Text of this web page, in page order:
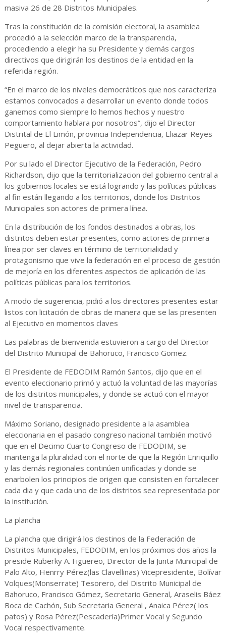
masiva 26 de 28 Distritos Municipales.
Tras la constitución de la comisión electoral, la asamblea
procedió a la selección marco de la transparencia,
procediendo a elegir ha su Presidente y demás cargos
directivos que dirigirán los destinos de la entidad en la
referida región.
“En el marco de los niveles democráticos que nos caracteriza
estamos convocados a desarrollar un evento donde todos
ganemos como siempre lo hemos hechos y nuestro
comportamiento hablara por nosotros”, dijo el Director
Distrital de El Limón, provincia Independencia, Eliazar Reyes
Peguero, al dejar abierta la actividad.
Por su lado el Director Ejecutivo de la Federación, Pedro
Richardson, dijo que la territorializacion del gobierno central a
los gobiernos locales se está logrando y las políticas públicas
al fin están llegando a los territorios, donde los Distritos
Municipales son actores de primera línea.
En la distribución de los fondos destinados a obras, los
distritos deben estar presentes, como actores de primera
línea por ser claves en término de territorialidad y
protagonismo que vive la federación en el proceso de gestión
de mejoría en los diferentes aspectos de aplicación de las
políticas públicas para los territorios.
A modo de sugerencia, pidió a los directores presentes estar
listos con licitación de obras de manera que se las presenten
al Ejecutivo en momentos claves
Las palabras de bienvenida estuvieron a cargo del Director
del Distrito Municipal de Bahoruco, Francisco Gomez.
El Presidente de FEDODIM Ramón Santos, dijo que en el
evento eleccionario primó y actuó la voluntad de las mayorías
de los distritos municipales, y donde se actuó con el mayor
nivel de transparencia.
Máximo Soriano, designado presidente a la asamblea
eleccionaria en el pasado congreso nacional también motivó
que en el Decimo Cuarto Congreso de FEDODIM, se
mantenga la pluralidad con el norte de que la Región Enriquillo
y las demás regionales continúen unificadas y donde se
enarbolen los principios de origen que consisten en fortalecer
cada dia y que cada uno de los distritos sea representada por
la institución.
La plancha
La plancha que dirigirá los destinos de la Federación de
Distritos Municipales, FEDODIM, en los próximos dos años la
preside Ruberky A. Figuereo, Director de la Junta Municipal de
Palo Alto, Henrry Pérez(las Clavellinas) Vicepresidente, Bolívar
Volques(Monserrate) Tesorero, del Distrito Municipal de
Bahoruco, Francisco Gómez, Secretario General, Araselis Báez
Boca de Cachón, Sub Secretaria General , Anaica Pérez( los
patos) y Rosa Pérez(Pescadería)Primer Vocal y Segundo
Vocal respectivamente.